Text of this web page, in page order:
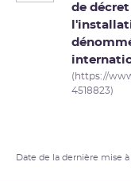
de
(https://
4518823)
Date de la dernière mise à